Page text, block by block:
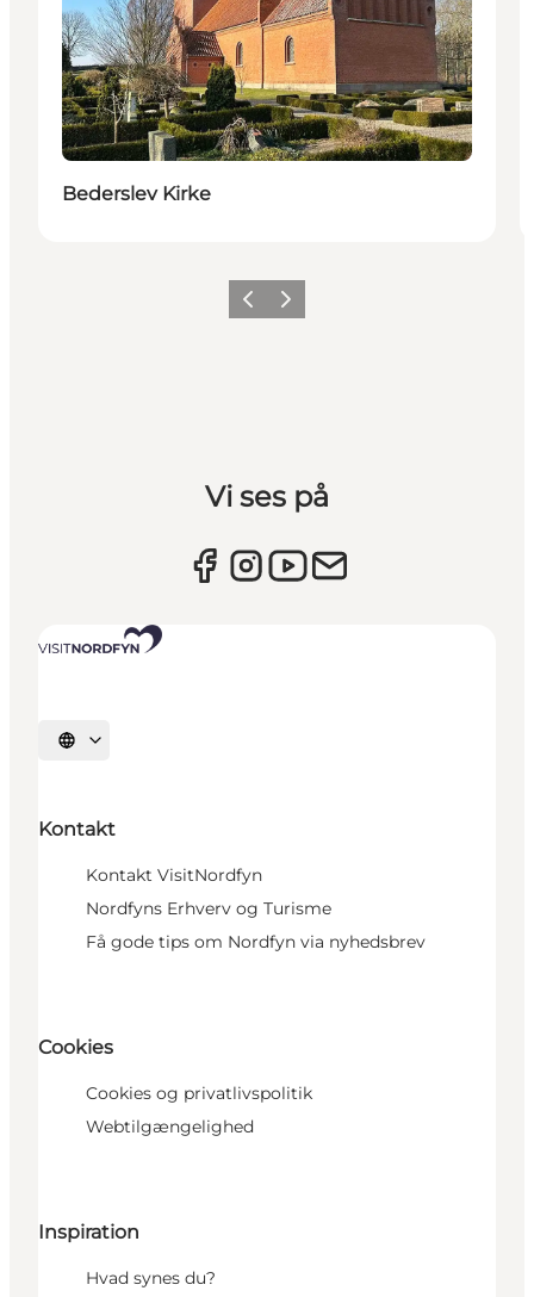
Bederslev Kirke
Forrige billede
Næste billede
Vi ses på
Vælg sprog
Kontakt
Kontakt VisitNordfyn
Nordfyns Erhverv og Turisme
Få gode tips om Nordfyn via nyhedsbrev
Cookies
Cookies og privatlivspolitik
Webtilgængelighed
Inspiration
Hvad synes du?